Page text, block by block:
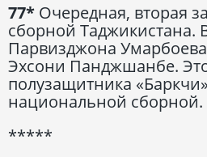
77* Очередная, вторая
сборной Таджикистана.
Парвизджона
Эхсони Панджшанбе.
полузащитника
национальной сборной.
*****